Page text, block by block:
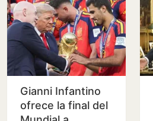
Gianni Infantino
ofrece la final del